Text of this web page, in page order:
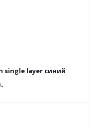
layer синий